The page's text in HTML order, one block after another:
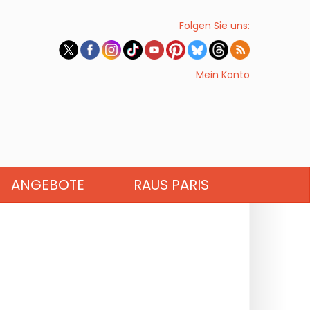
Folgen Sie uns:
Mein Konto
ANGEBOTE RAUS PARIS